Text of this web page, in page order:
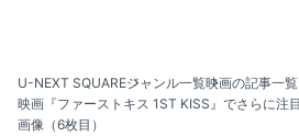
U-NEXT SQUAREジャンル一覧映画の記事一覧
画像（6枚目）